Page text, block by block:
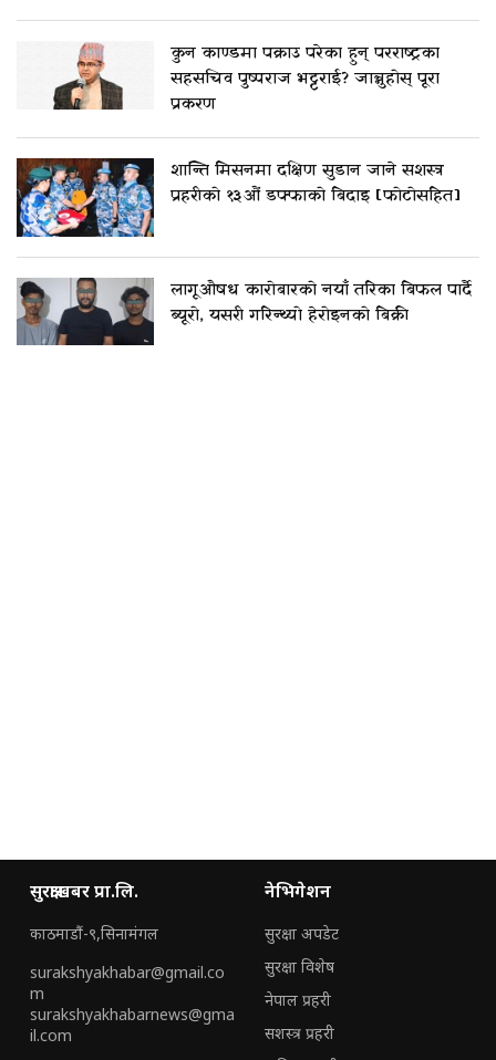
कुन काण्डमा पक्राउ परेका हुन् परराष्ट्रका
सहसचिव पुष्पराज भट्टराई? जान्नुहोस् पूरा
प्रकरण
शान्ति मिसनमा दक्षिण सुडान जाने सशस्त्र
प्रहरीको १३औं डफ्फाको बिदाइ [फोटोसहित]
लागूऔषध कारोबारको नयाँ तरिका बिफल पार्दै
ब्यूरो, यसरी गरिन्थ्यो हेरोइनको बिक्री
सुरक्षाखबर प्रा.लि.
काठमाडौं-९,सिनामंगल
surakshyakhabar@gmail.co
m
surakshyakhabarnews@gma
il.com
नेभिगेशन
सुरक्षा अपडेट
सुरक्षा विशेष
नेपाल प्रहरी
सशस्त्र प्रहरी